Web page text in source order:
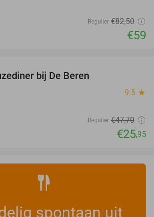
Regulier €82,50
€59
bij De Beren
9.5 star
Regulier €47,70
€25,95
spontaan uit